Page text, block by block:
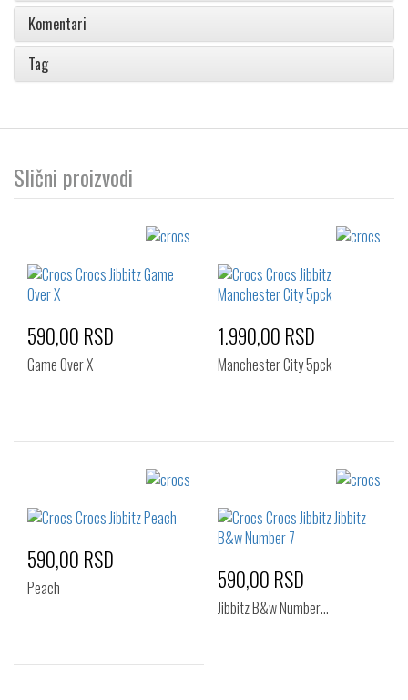
Komentari
Tag
Slični proizvodi
Izaberi željeni broj:
590,00 RSD
Game Over X
Izaberi željeni broj:
1.990,00 RSD
Manchester City 5pck
590,00 RSD
Peach 590,00 RSD
Jibbitz B&w Number…